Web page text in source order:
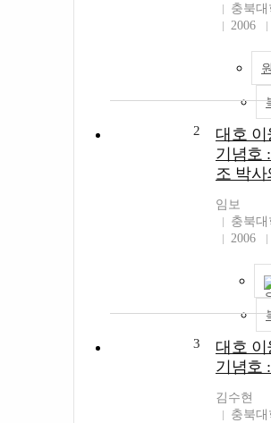
충북
2006
2
대호
기념호
조 박
임보
충북
2006
3
대호
기념호
김수현
충북